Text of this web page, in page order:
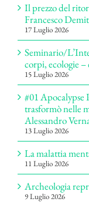
Il prezzo del
Francesco
17 Luglio 2026
Seminario/
corpi, ecologie
15 Luglio 2026
#01 Apocalypse
trasformò nelle
Alessandro
13 Luglio 2026
La malattia
11 Luglio 2026
Archeologia
9 Luglio 2026